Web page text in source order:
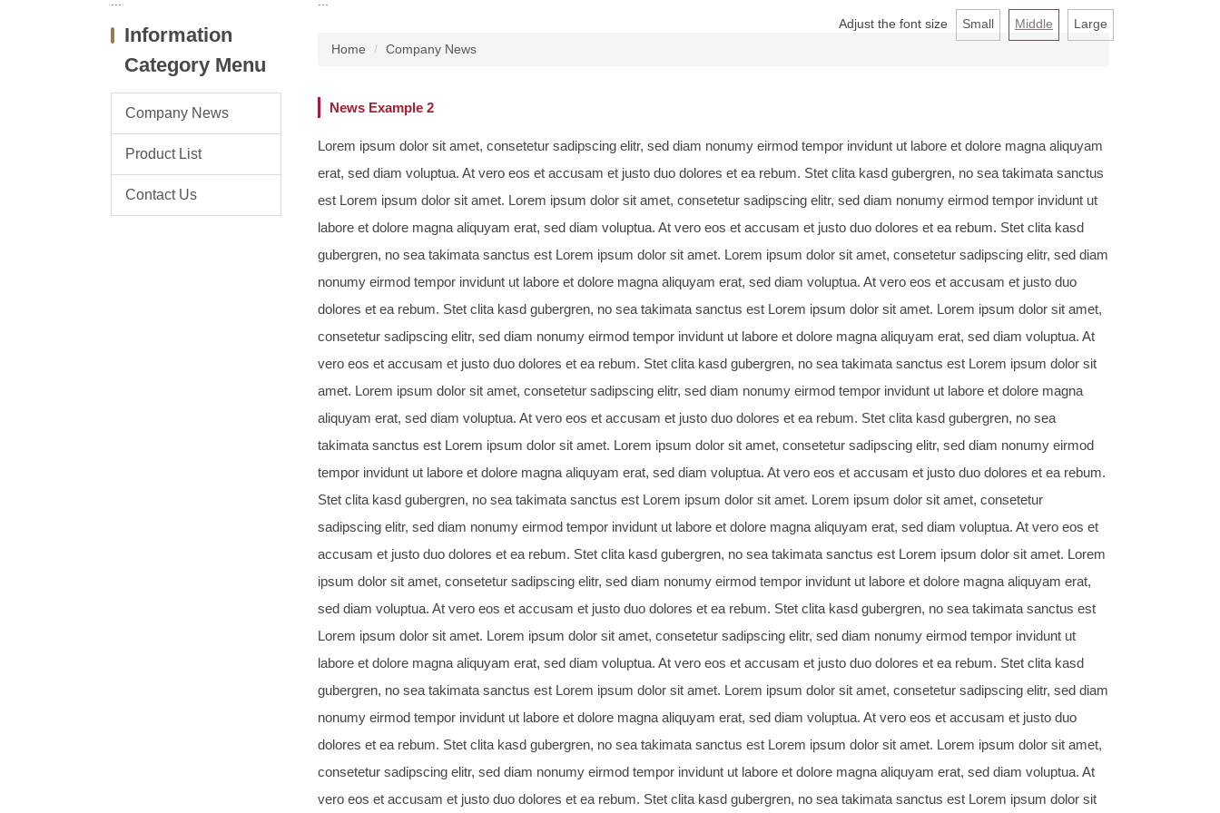
Information
Category Menu
Company News
Product List
Contact Us
Home Company News
News Example 2
Adjust the font size Small Middle Large
Lorem ipsum dolor sit amet, consetetur sadipscing elitr, sed diam nonumy eirmod tempor invidunt ut labore et dolore magna aliquyam
erat, sed diam voluptua. At vero eos et accusam et justo duo dolores et ea rebum. Stet clita kasd gubergren, no sea takimata sanctus
est Lorem ipsum dolor sit amet. Lorem ipsum dolor sit amet, consetetur sadipscing elitr, sed diam nonumy eirmod tempor invidunt ut
labore et dolore magna aliquyam erat, sed diam voluptua. At vero eos et accusam et justo duo dolores et ea rebum. Stet clita kasd
gubergren, no sea takimata sanctus est Lorem ipsum dolor sit amet. Lorem ipsum dolor sit amet, consetetur sadipscing elitr, sed diam
nonumy eirmod tempor invidunt ut labore et dolore magna aliquyam erat, sed diam voluptua. At vero eos et accusam et justo duo
dolores et ea rebum. Stet clita kasd gubergren, no sea takimata sanctus est Lorem ipsum dolor sit amet. Lorem ipsum dolor sit amet,
consetetur sadipscing elitr, sed diam nonumy eirmod tempor invidunt ut labore et dolore magna aliquyam erat, sed diam voluptua. At
vero eos et accusam et justo duo dolores et ea rebum. Stet clita kasd gubergren, no sea takimata sanctus est Lorem ipsum dolor sit
amet. Lorem ipsum dolor sit amet, consetetur sadipscing elitr, sed diam nonumy eirmod tempor invidunt ut labore et dolore magna
aliquyam erat, sed diam voluptua. At vero eos et accusam et justo duo dolores et ea rebum. Stet clita kasd gubergren, no sea
takimata sanctus est Lorem ipsum dolor sit amet. Lorem ipsum dolor sit amet, consetetur sadipscing elitr, sed diam nonumy eirmod
tempor invidunt ut labore et dolore magna aliquyam erat, sed diam voluptua. At vero eos et accusam et justo duo dolores et ea rebum.
Stet clita kasd gubergren, no sea takimata sanctus est Lorem ipsum dolor sit amet. Lorem ipsum dolor sit amet, consetetur
sadipscing elitr, sed diam nonumy eirmod tempor invidunt ut labore et dolore magna aliquyam erat, sed diam voluptua. At vero eos et
accusam et justo duo dolores et ea rebum. Stet clita kasd gubergren, no sea takimata sanctus est Lorem ipsum dolor sit amet. Lorem
ipsum dolor sit amet, consetetur sadipscing elitr, sed diam nonumy eirmod tempor invidunt ut labore et dolore magna aliquyam erat,
sed diam voluptua. At vero eos et accusam et justo duo dolores et ea rebum. Stet clita kasd gubergren, no sea takimata sanctus est
Lorem ipsum dolor sit amet. Lorem ipsum dolor sit amet, consetetur sadipscing elitr, sed diam nonumy eirmod tempor invidunt ut
labore et dolore magna aliquyam erat, sed diam voluptua. At vero eos et accusam et justo duo dolores et ea rebum. Stet clita kasd
gubergren, no sea takimata sanctus est Lorem ipsum dolor sit amet. Lorem ipsum dolor sit amet, consetetur sadipscing elitr, sed diam
nonumy eirmod tempor invidunt ut labore et dolore magna aliquyam erat, sed diam voluptua. At vero eos et accusam et justo duo
dolores et ea rebum. Stet clita kasd gubergren, no sea takimata sanctus est Lorem ipsum dolor sit amet. Lorem ipsum dolor sit amet,
consetetur sadipscing elitr, sed diam nonumy eirmod tempor invidunt ut labore et dolore magna aliquyam erat, sed diam voluptua. At
vero eos et accusam et justo duo dolores et ea rebum. Stet clita kasd gubergren, no sea takimata sanctus est Lorem ipsum dolor sit